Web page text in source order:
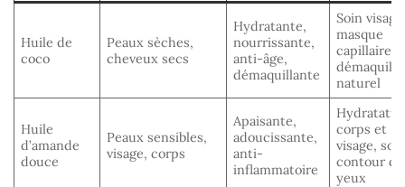
Huile de
coco
Peaux sèches,
cheveux secs
Hydratante,
nourrissante,
anti-âge,
démaquillante
Soin
masque
capillaire,
naturel
Huile
d’amande
douce
Peaux sensibles,
visage, corps
Apaisante,
adoucissante,
anti-
inflammatoire
corps et
visage,
contour
yeux